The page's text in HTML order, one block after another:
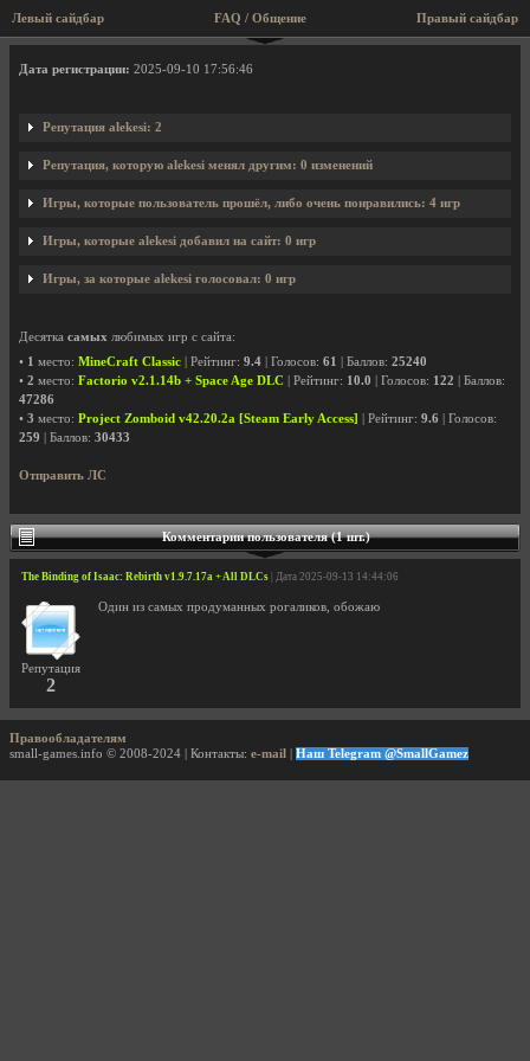
Левый сайдбар Правый сайдбар
FAQ / Общение
Профиль пользователя alekesi
Дата регистрации: 2025-09-10 17:56:46
Репутация alekesi: 2
Репутация, которую alekesi менял другим: 0 изменений
Игры, которые пользователь прошёл, либо очень понравились: 4 игр
Игры, которые alekesi добавил на сайт: 0 игр
Игры, за которые alekesi голосовал: 0 игр
Десятка самых любимых игр с сайта:
• 1 место: MineCraft Classic | Рейтинг: 9.4 | Голосов: 61 | Баллов: 25240
• 2 место: Factorio v2.1.14b + Space Age DLC | Рейтинг: 10.0 | Голосов: 122 | Баллов:
47286
• 3 место: Project Zomboid v42.20.2a [Steam Early Access] | Рейтинг: 9.6 | Голосов:
259 | Баллов: 30433
Отправить ЛС
Комментарии пользователя (1 шт.)
The Binding of Isaac: Rebirth v1.9.7.17a + All DLCs | Дата 2025-09-13 14:44:06
Репутация
2
Один из самых продуманных рогаликов, обожаю
Правообладателям
small-games.info © 2008-2024 | Контакты: e-mail Наш Telegram @SmallGamez